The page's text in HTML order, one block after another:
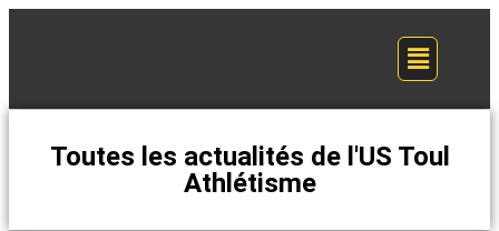
Toutes les actualités de l'US Toul
Athlétisme